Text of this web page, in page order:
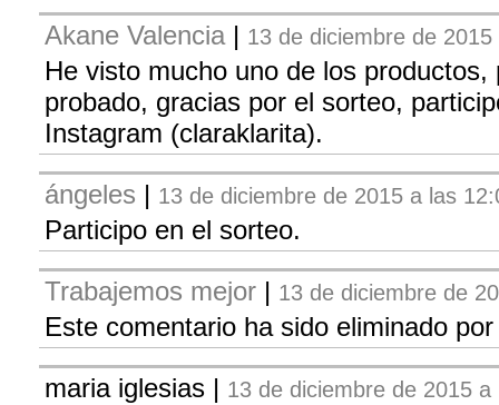
Akane Valencia | 13 de diciembre de
He visto mucho uno de los productos,
probado, gracias por el sorteo,
Instagram (claraklarita).
ángeles | 13 de diciembre de 2015 a las
Participo en el sorteo.
Trabajemos mejor | 13 de diciembre de
Este comentario ha sido eliminado
maria iglesias | 13 de diciembre de 2015 a